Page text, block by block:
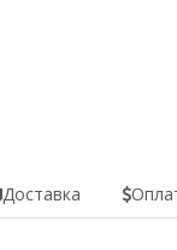
Доставка